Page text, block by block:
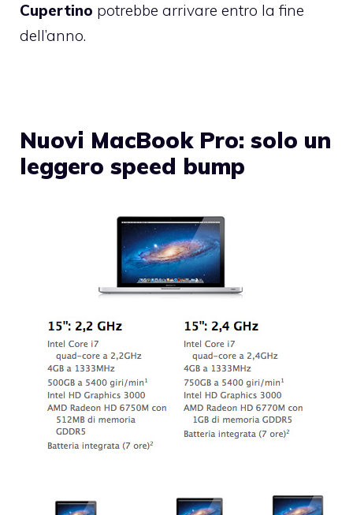
Cupertino potrebbe arrivare entro la fine
dell’anno.
Nuovi MacBook Pro: solo un
leggero speed bump